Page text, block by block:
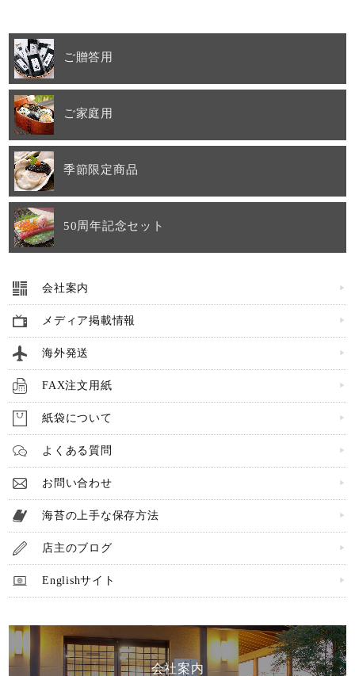
ご贈答用
ご家庭用
季節限定商品
50周年記念セット
会社案内
メディア掲載情報
海外発送
FAX注文用紙
紙袋について
よくある質問
お問い合わせ
海苔の上手な保存方法
店主のブログ
Englishサイト
会社案内